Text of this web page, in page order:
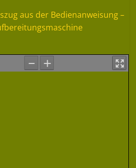
aus der Bedienanweisung –